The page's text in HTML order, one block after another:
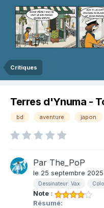
Critiques
Terres d'Ynuma -
bd aventure japon
Par The_PoP
le 25 septembre 2025
Dessinateur: Vax
Note :
Résumé: